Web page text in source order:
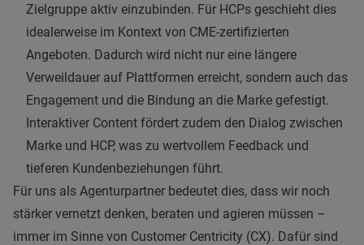
Zielgruppe aktiv einzubinden. Für HCPs geschieht dies
idealerweise im Kontext von CME-zertifizierten
Angeboten. Dadurch wird nicht nur eine längere
Verweildauer auf Plattformen erreicht, sondern auch das
Engagement und die Bindung an die Marke gefestigt.
Interaktiver Content fördert zudem den Dialog zwischen
Marke und HCP, was zu wertvollem Feedback und
tieferen Kundenbeziehungen führt.
Für uns als Agenturpartner bedeutet dies, dass wir noch
stärker vernetzt denken, beraten und agieren müssen –
immer im Sinne von Customer Centricity (CX). Dafür sind